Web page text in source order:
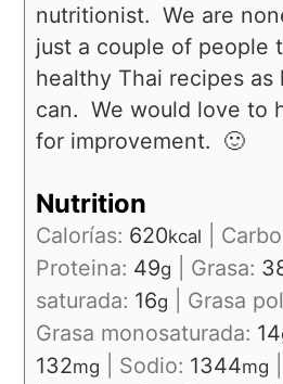
nutritionist. We are
just a couple of people
healthy Thai recipes as
can. We would love to
for improvement. 🙂
Nutrition
Calorías: 620kcal
Proteina: 49g Grasa:
saturada: 16g Grasa
Grasa monosaturada: 14
132mg Sodio: 1344mg